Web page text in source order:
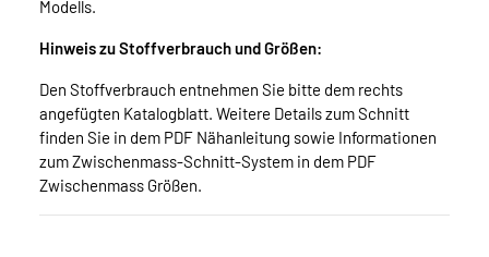
Modells.
Hinweis zu Stoffverbrauch und Größen:
Den Stoffverbrauch entnehmen Sie bitte dem rechts
angefügten Katalogblatt. Weitere Details zum Schnitt
finden Sie in dem PDF Nähanleitung sowie Informationen
zum Zwischenmass-Schnitt-System in dem PDF
Zwischenmass Größen.